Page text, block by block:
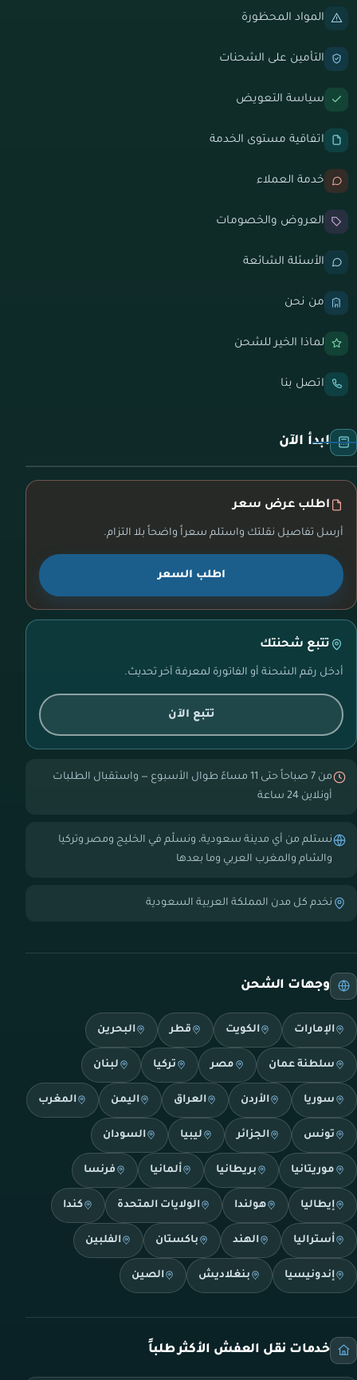
المواد المحظورة
التأمين على الشحنات
سياسة التعويض
اتفاقية مستوى الخدمة
خدمة العملاء
العروض والخصومات
الأسئلة الشائعة
من نحن
لماذا الخير للشحن
اتصل بنا
ابدأ الآن
اطلب عرض سعر
أرسل تفاصيل نقلتك واستلم سعراً واضحاً بلا التزام.
اطلب السعر
تتبع شحنتك
أدخل رقم الشحنة أو الفاتورة لمعرفة آخر تحديث.
تتبع الآن
من 7 صباحاً حتى 11 مساءً طوال الأسبوع — واستقبال الطلبات
أونلاين 24 ساعة
نستلم من أي مدينة سعودية، ونسلّم في الخليج ومصر وتركيا
والشام والمغرب العربي وما بعدها
نخدم كل مدن المملكة العربية السعودية
وجهات الشحن
الإمارات الكويت قطر البحرين
سلطنة عمان مصر تركيا لبنان
سوريا الأردن العراق اليمن المغرب
تونس الجزائر ليبيا السودان
موريتانيا بريطانيا ألمانيا فرنسا
إيطاليا هولندا الولايات المتحدة كندا
أستراليا الهند باكستان الفلبين
إندونيسيا بنغلاديش الصين
خدمات نقل العفش الأكثر طلباً